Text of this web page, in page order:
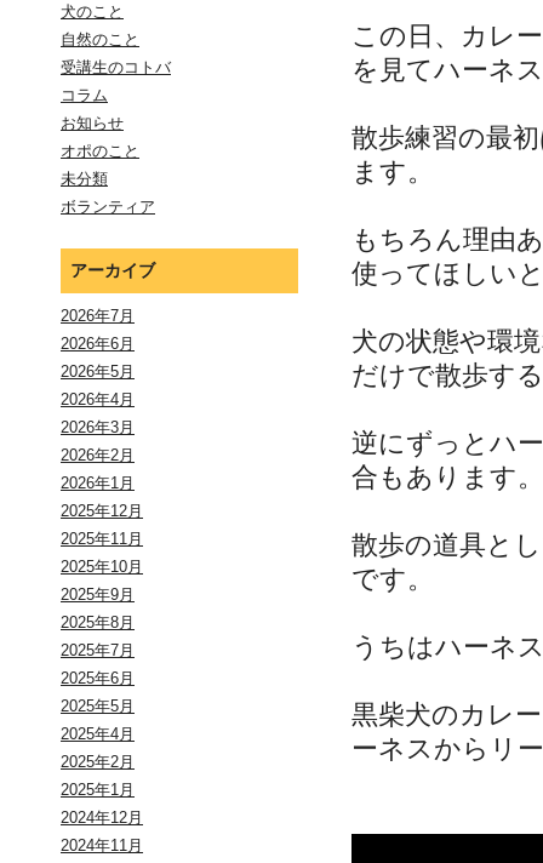
犬のこと
自然のこと
受講生のコトバ
コラム
お知らせ
オポのこと
未分類
ボランティア
アーカイブ
2026年7月
2026年6月
2026年5月
2026年4月
2026年3月
2026年2月
2026年1月
2025年12月
2025年11月
2025年10月
2025年9月
2025年8月
2025年7月
2025年6月
2025年5月
2025年4月
2025年2月
2025年1月
2024年12月
2024年11月
この日、カレ
を見てハーネ
散歩練習の最
ます。
もちろん理由
使ってほしい
犬の状態や環
だけで散歩す
逆にずっとハ
合もあります。
散歩の道具と
です。
うちはハーネ
黒柴犬のカレ
ーネスからリ